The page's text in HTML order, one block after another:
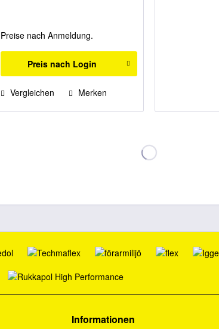
Preise nach Anmeldung.
Preis nach Login
Vergleichen Merken
Informationen